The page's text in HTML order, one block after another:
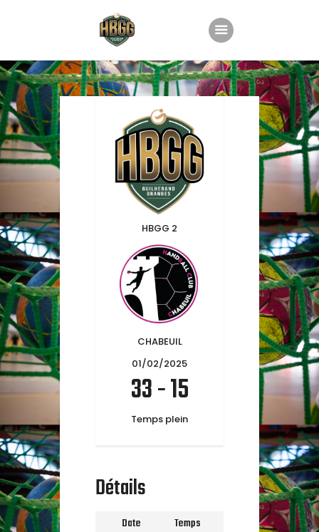
Accueil
Nos équipes
Groupe Animation
HBGG 2
CHABEUIL
01/02/2025
33-15
Temps plein
Détails
Date Temps Saison